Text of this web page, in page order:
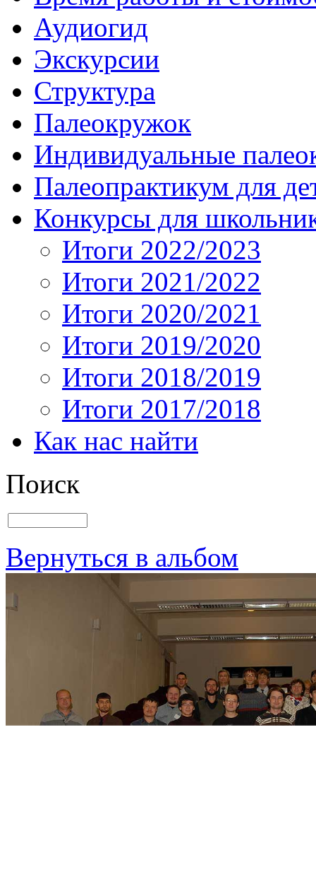
Аудиогид
Экскурсии
Структура
Палеокружок
Индивидуальные
Палеопрактикум для
Конкурсы для
Итоги 2022/2023
Итоги 2021/2022
Итоги 2020/2021
Итоги 2019/2020
Итоги 2018/2019
Итоги 2017/2018
Как нас найти
Поиск
Вернуться в альбом